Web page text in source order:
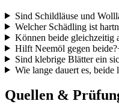
Sind Schildläuse und
Welcher Schädling ist
Können beide gleichzeitig
Hilft Neemöl gegen beide?
Sind klebrige Blätter ein
Wie lange dauert es, beide
Quellen &